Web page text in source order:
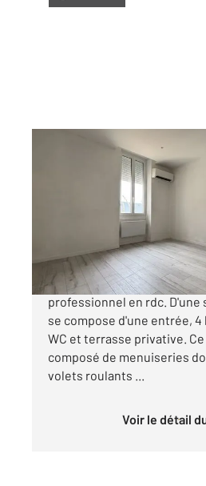
, 5 pièces
Appartement F5 à
148 000 €
Alès - Secteur Montée de
professionnel en rdc. D'une
se compose d'une entrée,
WC et terrasse privative.
composé de menuiseries
volets roulants ...
Voir le détail